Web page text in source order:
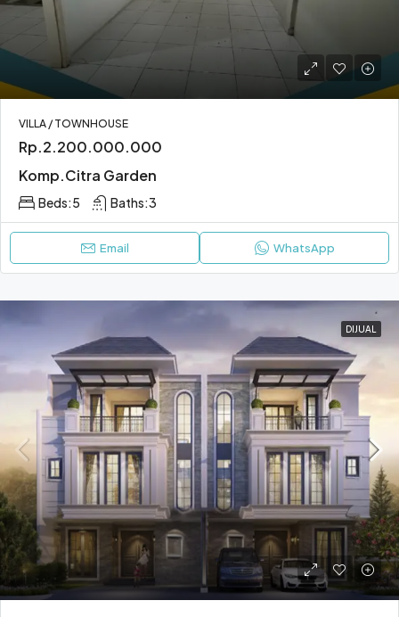
VILLA / TOWNHOUSE
Rp.2.200.000.000
Komp.Citra Garden
Beds:5 Baths:3
Email WhatsApp
DIJUAL